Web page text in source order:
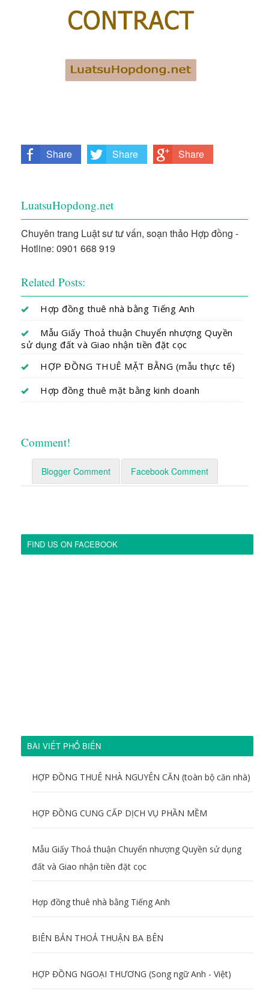
Share
Share
Share
LuatsuHopdong.net
Chuyên trang Luật sư tư vấn, soạn thảo Hợp đồng -
Hotline: 0901 668 919
Related Posts:
Hợp đồng thuê nhà bằng Tiếng Anh
Mẫu Giấy Thoả thuận Chuyển nhượng Quyền
sử dụng đất và Giao nhận tiền đặt cọc
HỢP ĐỒNG THUÊ MẶT BẰNG (mẫu thực tế)
Hợp đồng thuê mặt bằng kinh doanh
Comment!
Blogger Comment Facebook Comment
FIND US ON FACEBOOK
BÀI VIẾT PHỔ BIẾN
HỢP ĐỒNG THUÊ NHÀ NGUYÊN CĂN (toàn bộ căn nhà)
HỢP ĐỒNG CUNG CẤP DỊCH VỤ PHẦN MỀM
Mẫu Giấy Thoả thuận Chuyển nhượng Quyền sử dụng
đất và Giao nhận tiền đặt cọc
Hợp đồng thuê nhà bằng Tiếng Anh
BIÊN BẢN THOẢ THUẬN BA BÊN
HỢP ĐỒNG NGOẠI THƯƠNG (Song ngữ Anh - Việt)